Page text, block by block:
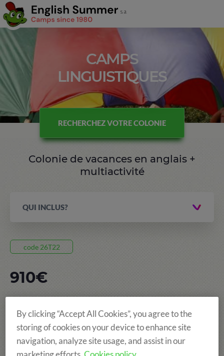
CAMPS
LINGUISTIQUES
RECHERCHEZ VOTRE COLONIE
Colonie de vacances en anglais +
multiactivité
QUI INCLUS?
code 26T22
TAMARIT
AGES: DE 6 À 14 ANS
910€
By clicking “Accept All Cookies”, you agree to the
storing of cookies on your device to enhance site
navigation, analyze site usage, and assist in our